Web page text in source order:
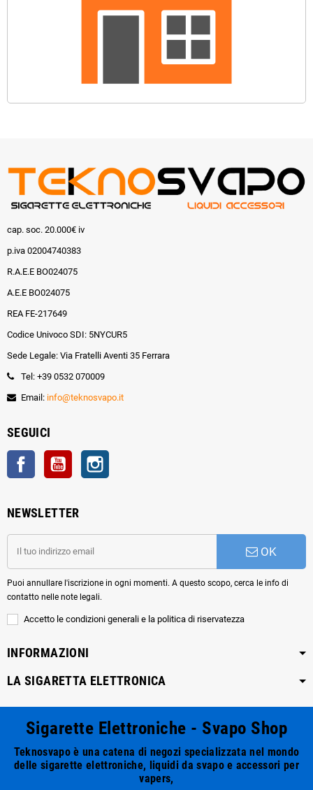
cap. soc. 20.000€ iv
p.iva 02004740383
R.A.E.E BO024075
A.E.E BO024075
REA FE-217649
Codice Univoco SDI: 5NYCUR5
Sede Legale: Via Fratelli Aventi 35 Ferrara
Tel: +39 0532 070009
Email: info@teknosvapo.it
SEGUICI
Facebook YouTube
NEWSLETTER
OK
Puoi annullare l'iscrizione in ogni momenti. A questo scopo, cerca le info di
contatto nelle note legali.
Accetto le condizioni generali e la politica di riservatezza
INFORMAZIONI
LA SIGARETTA ELETTRONICA
Sigarette Elettroniche - Svapo Shop
Teknosvapo è una catena di negozi specializzata nel mondo
delle sigarette elettroniche, liquidi da svapo e accessori per
vapers,